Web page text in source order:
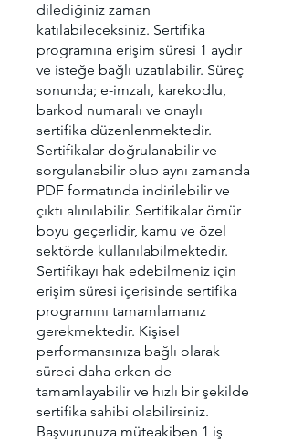
dilediğiniz zaman
katılabileceksiniz. Sertifika
programına erişim süresi 1 aydır
ve isteğe bağlı uzatılabilir. Süreç
sonunda; e-imzalı, karekodlu,
barkod numaralı ve onaylı
sertifika düzenlenmektedir.
Sertifikalar doğrulanabilir ve
sorgulanabilir olup aynı zamanda
PDF formatında indirilebilir ve
çıktı alınılabilir. Sertifikalar ömür
boyu geçerlidir, kamu ve özel
sektörde kullanılabilmektedir.
Sertifikayı hak edebilmeniz için
erişim süresi içerisinde sertifika
programını tamamlamanız
gerekmektedir. Kişisel
performansınıza bağlı olarak
süreci daha erken de
tamamlayabilir ve hızlı bir şekilde
sertifika sahibi olabilirsiniz.
Başvurunuza müteakiben 1 iş